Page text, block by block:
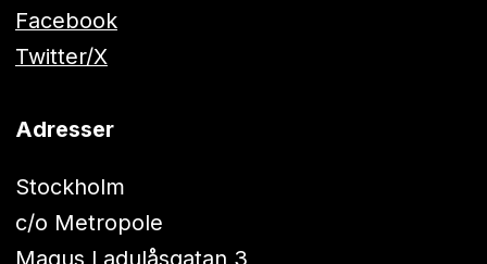
Facebook
Twitter/X
Adresser
Stockholm
c/o Metropole
Magus Ladulåsgatan 3